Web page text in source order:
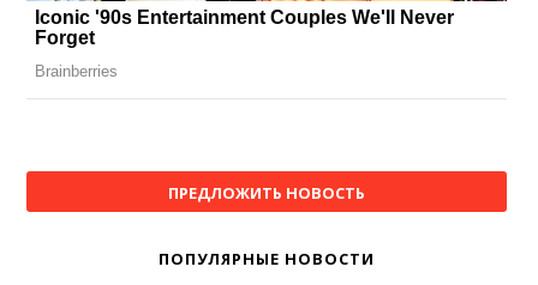
ПРЕДЛОЖИТЬ НОВОСТЬ
ПОПУЛЯРНЫЕ НОВОСТИ